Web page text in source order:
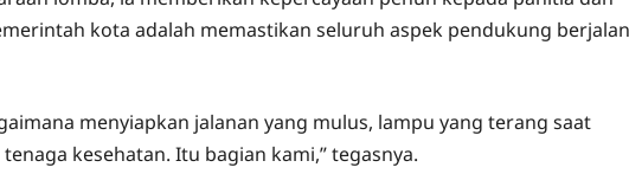
kota adalah memastikan seluruh aspek pendukung berjalan
menyiapkan jalanan yang mulus, lampu yang terang saat
kesehatan. Itu bagian kami,” tegasnya.